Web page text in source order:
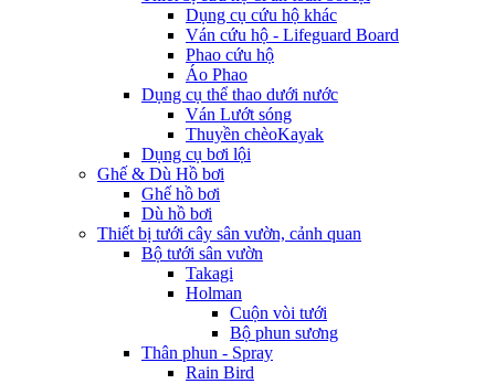
Dụng cụ cứu hộ khác
Ván cứu hộ - Lifeguard Board
Phao cứu hộ
Áo Phao
Dụng cụ thể thao dưới nước
Ván Lướt sóng
Thuyền chèoKayak
Dụng cụ bơi lội
Ghế & Dù Hồ bơi
Ghế hồ bơi
Dù hồ bơi
Thiết bị tưới cây sân vườn, cảnh quan
Bộ tưới sân vườn
Takagi
Holman
Cuộn vòi tưới
Bộ phun sương
Thân phun - Spray
Rain Bird